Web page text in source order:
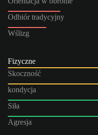
Odbiór tradycyjny
Wślizg
Fizyczne
Skoczność
kondycja
Siła
Agresja